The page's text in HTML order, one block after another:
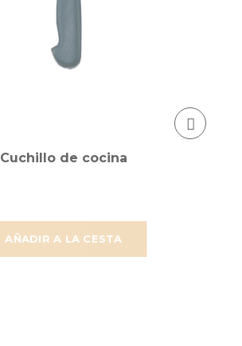
AÑADIR A LA CESTA
Cuchillo de cocina